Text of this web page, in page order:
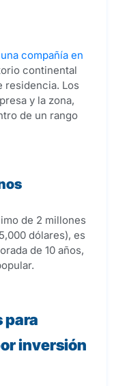
compañía en
continental
residencia. Los
y la zona,
de un rango
de 2 millones
dólares), es
de 10 años,
para
inversión